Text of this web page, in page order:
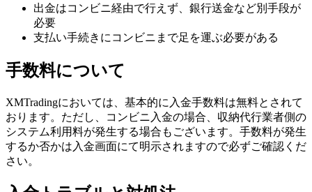
出金はコンビニ経由で行えず、銀行送金など別手段が
必要
支払い手続きにコンビニまで足を運ぶ必要がある
手数料について
XMTradingにおいては、基本的に入金手数料は無料とされて
おります。ただし、コンビニ入金の場合、収納代行業者側の
システム利用料が発生する場合もございます。手数料が発生
するか否かは入金画面にて明示されますので必ずご確認くだ
さい。